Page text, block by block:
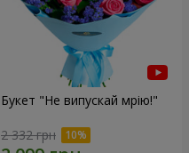
Букет "Не випускай мрію!"
2 332 грн